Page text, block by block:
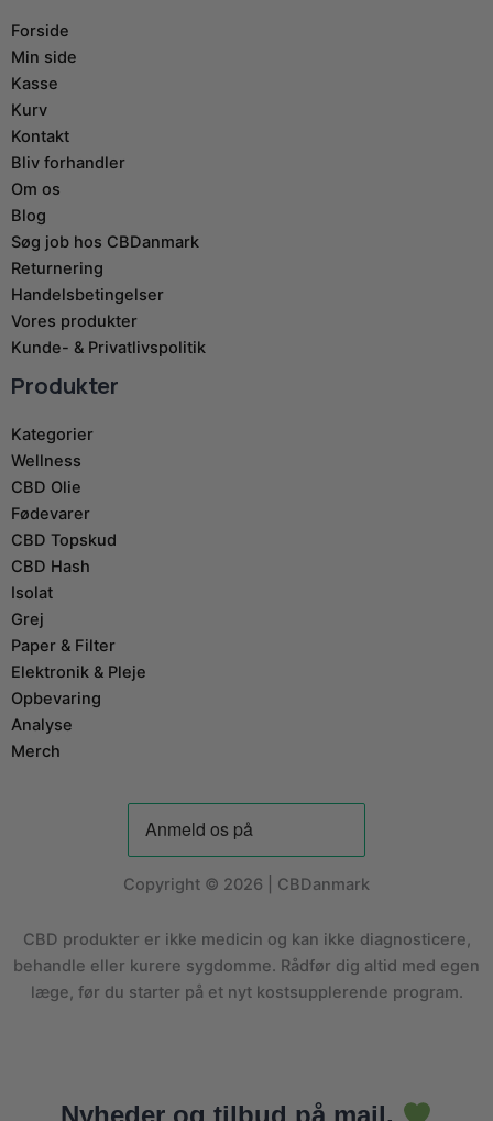
Forside
Min side
Kasse
Kurv
Kontakt
Bliv forhandler
Om os
Blog
Søg job hos CBDanmark
Returnering
Handelsbetingelser
Vores produkter
Kunde- & Privatlivspolitik
Produkter
Kategorier
Wellness
CBD Olie
Fødevarer
CBD Topskud
CBD Hash
Isolat
Grej
Paper & Filter
Elektronik & Pleje
Opbevaring
Analyse
Merch
Copyright © 2026 | CBDanmark
CBD produkter er ikke medicin og kan ikke diagnosticere,
behandle eller kurere sygdomme. Rådfør dig altid med egen
læge, før du starter på et nyt kostsupplerende program.